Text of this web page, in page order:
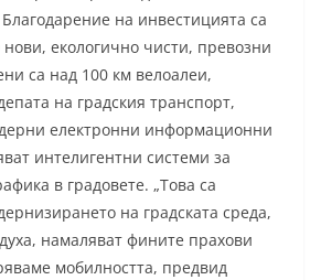
на инвестицията са
екологично чисти, превозни
са над 100 км велоалеи,
на градския транспорт,
електронни информационни
интелигентни системи за
в градовете. „Това са
на градската среда,
намаляват фините прахови
мобилността, предвид